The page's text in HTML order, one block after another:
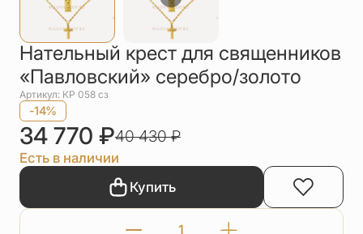
Нательный крест для священников
«Павловский» серебро/золото
Артикул: КР 058 сз
-14%
34 770 ₽40 430₽
Есть в наличии
Купить